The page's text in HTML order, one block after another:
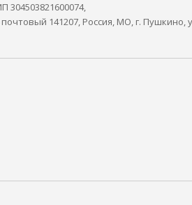
304503821600074,
141207, Россия, МО, г. Пушкино,